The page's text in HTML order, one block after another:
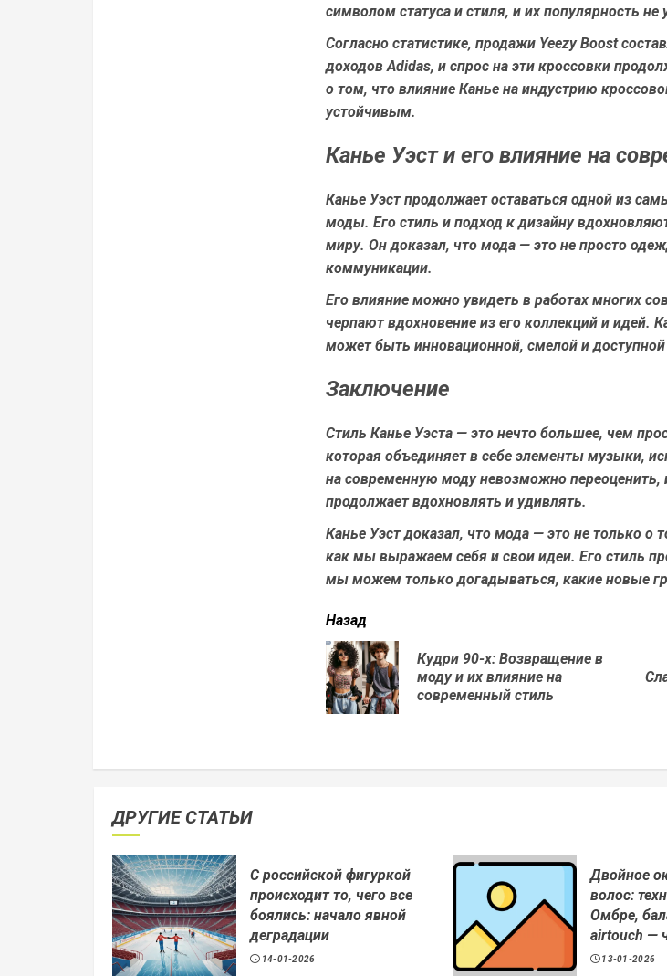
символом статуса и стиля, и их популярность не
Согласно статистике, продажи Yeezy Boost
доходов Adidas, и спрос на эти кроссовки
о том, что влияние Канье на индустрию
устойчивым.
Канье Уэст и его влияние на
Канье Уэст продолжает оставаться одной из
моды. Его стиль и подход к дизайну
миру. Он доказал, что мода — это не просто
коммуникации.
Его влияние можно увидеть в работах многих
черпают вдохновение из его коллекций и идей.
может быть инновационной, смелой и
Заключение
Стиль Канье Уэста — это нечто большее, чем
которая объединяет в себе элементы музыки,
на современную моду невозможно переоценить,
продолжает вдохновлять и удивлять.
Канье Уэст доказал, что мода — это не только
как мы выражаем себя и свои идеи. Его стиль
мы можем только догадываться, какие новые
читать
еще
Назад
Кудри 90-х: Возвращение в
моду и их влияние на
современный стиль
ДРУГИЕ СТАТЬИ
С российской фигуркой
происходит то, чего все
боялись: начало явной
деградации
14-01-2026
Двойное
волос:
Омбре,
airtouch —
13-01-2026